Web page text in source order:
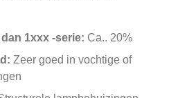
1xxx -serie: Ca.. 20%
Zeer goed in vochtige of